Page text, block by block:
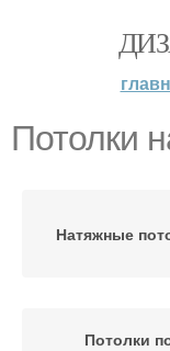
Потолки
Натяжные
Потолки